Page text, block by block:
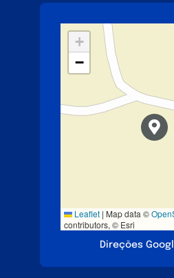
+
−
Leaflet | Map data ©
contributors, © Esri
Direções